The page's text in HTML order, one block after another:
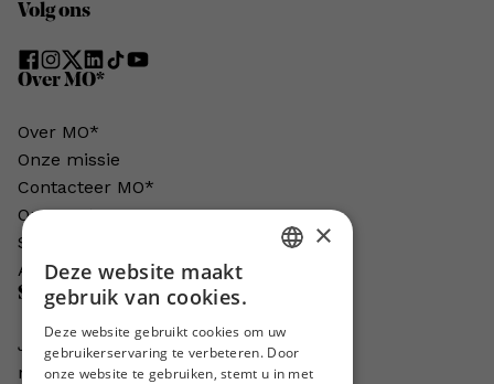
Volg ons
Over MO*
Over MO*
Onze missie
Contacteer MO*
Onze auteurs
Schrijven voor MO*?
Adverteren in MO*
Steun MO*
Je helpt ons groeien. MO* bestaat
niet zonder jouw steun!
ENGLISH
×
Deze website maakt
gebruik van cookies.
Deze website gebruikt cookies om uw
gebruikerservaring te verbeteren. Door
onze website te gebruiken, stemt u in met